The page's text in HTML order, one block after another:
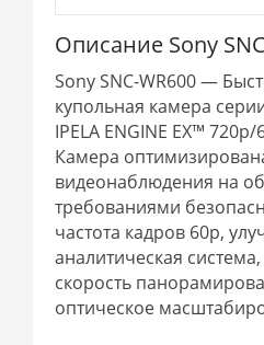
Описание Sony
Sony SNC-WR600 —
купольная камера
IPELA ENGINE EX™
Камера
видеонаблюдения на
требованиями
частота кадров 60p,
аналитическая
скорость
оптическое